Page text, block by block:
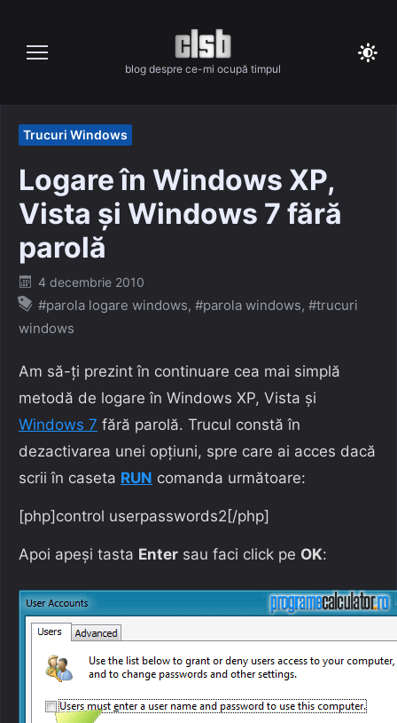
content
blog despre ce-mi ocupă timpul
Trucuri Windows
Logare în Windows XP,
Vista și Windows 7 fără
parolă
Posted
on
4 decembrie 2010
#parola logare windows, #parola windows, #trucuri
windows
Am să-ți prezint în continuare cea mai simplă
metodă de logare în Windows XP, Vista și
Windows 7 fără parolă. Trucul constă în
dezactivarea unei opțiuni, spre care ai acces dacă
scrii în caseta RUN comanda următoare:
[php]control userpasswords2[/php]
Apoi apeși tasta Enter sau faci click pe OK: